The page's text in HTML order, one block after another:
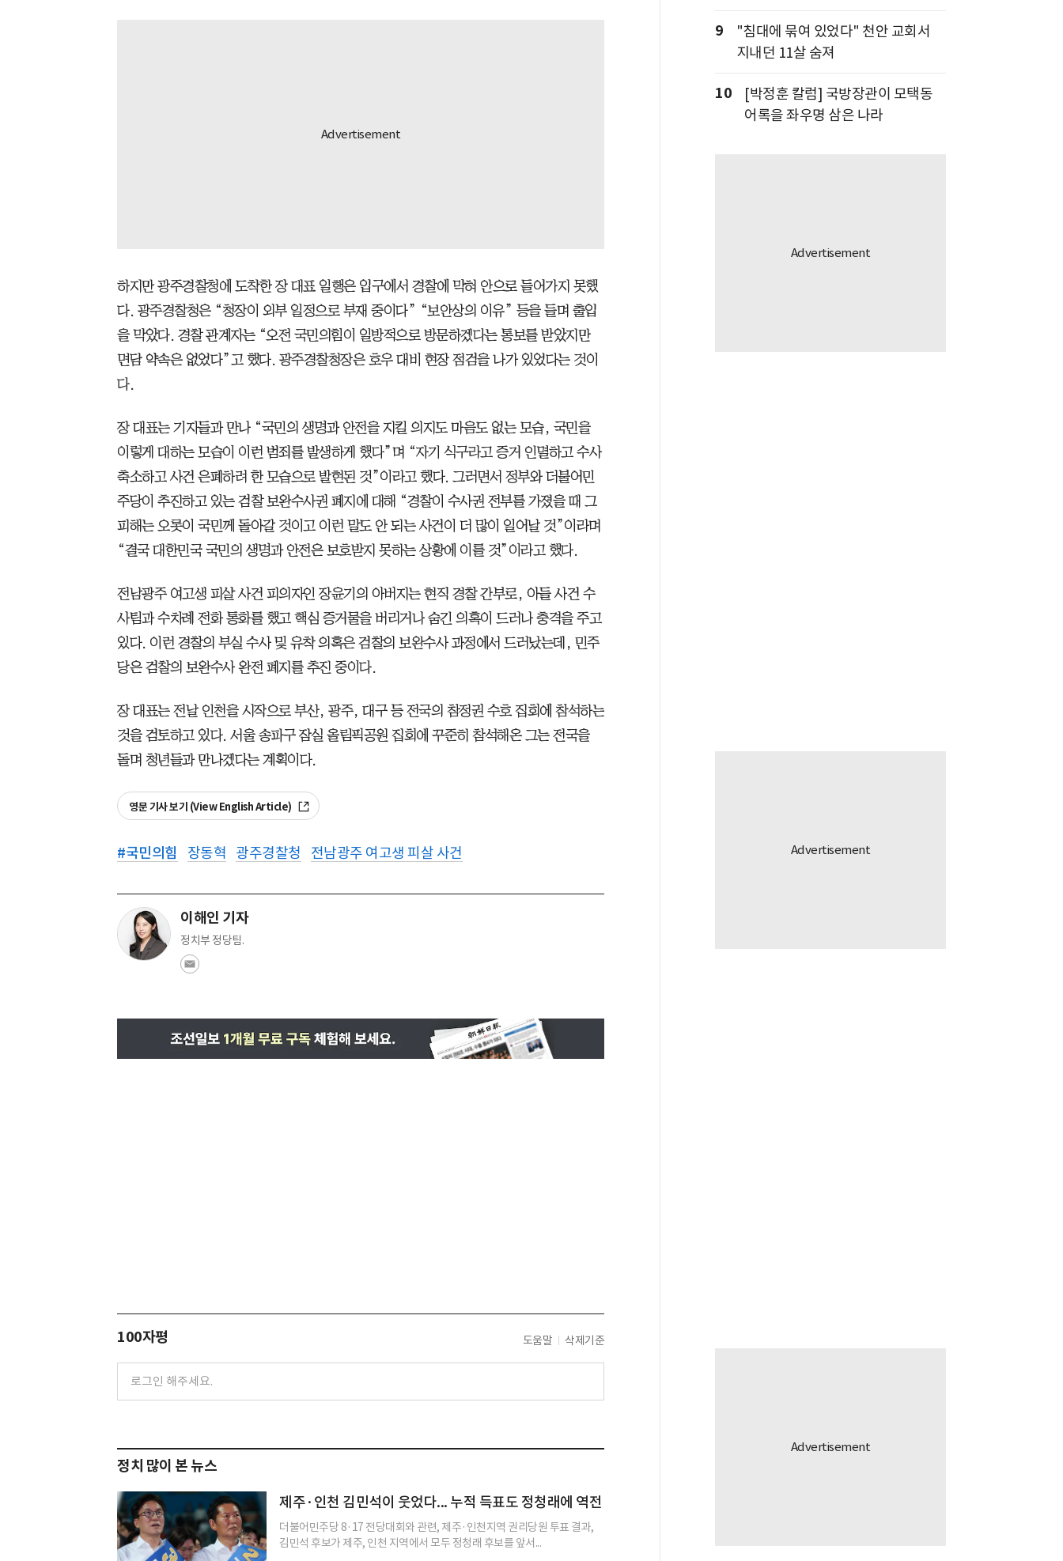
하지만 광주경찰청에 도착한 장 대표 일행은 입구에서 경찰에 막혀 안으로 들어가지 못했
다. 광주경찰청은 “청장이 외부 일정으로 부재 중이다” “보안상의 이유” 등을 들며 출입
을 막았다. 경찰 관계자는 “오전 국민의힘이 일방적으로 방문하겠다는 통보를 받았지만
면담 약속은 없었다”고 했다. 광주경찰청장은 호우 대비 현장 점검을 나가 있었다는 것이
다.
장 대표는 기자들과 만나 “국민의 생명과 안전을 지킬 의지도 마음도 없는 모습, 국민을
이렇게 대하는 모습이 이런 범죄를 발생하게 했다”며 “자기 식구라고 증거 인멸하고 수사
축소하고 사건 은폐하려 한 모습으로 발현된 것”이라고 했다. 그러면서 정부와 더불어민
주당이 추진하고 있는 검찰 보완수사권 폐지에 대해 “경찰이 수사권 전부를 가졌을 때 그
피해는 오롯이 국민께 돌아갈 것이고 이런 말도 안 되는 사건이 더 많이 일어날 것”이라며
“결국 대한민국 국민의 생명과 안전은 보호받지 못하는 상황에 이를 것”이라고 했다.
전남광주 여고생 피살 사건 피의자인 장윤기의 아버지는 현직 경찰 간부로, 아들 사건 수
사팀과 수차례 전화 통화를 했고 핵심 증거물을 버리거나 숨긴 의혹이 드러나 충격을 주고
있다. 이런 경찰의 부실 수사 및 유착 의혹은 검찰의 보완수사 과정에서 드러났는데, 민주
당은 검찰의 보완수사 완전 폐지를 추진 중이다.
장 대표는 전날 인천을 시작으로 부산, 광주, 대구 등 전국의 참정권 수호 집회에 참석하는
것을 검토하고 있다. 서울 송파구 잠실 올림픽공원 집회에 꾸준히 참석해온 그는 전국을
돌며 청년들과 만나겠다는 계획이다.
영문 기사 보기 (View English Article)
#국민의힘 장동혁 광주경찰청 전남광주 여고생 피살 사건
이해인 기자
정치부 정당팀.
100자평 도움말 삭제기준
정치 많이 본 뉴스
제주·인천 김민석이 웃었다... 누적 득표도 정청래에 역전
더불어민주당 8·17 전당대회와 관련, 제주·인천지역 권리당원 투표 결과,
김민석 후보가 제주, 인천 지역에서 모두 정청래 후보를 앞서...
9
"침대에 묶여 있었다" 천안 교회서
지내던 11살 숨져
10
[박정훈 칼럼] 국방장관이 모택동
어록을 좌우명 삼은 나라